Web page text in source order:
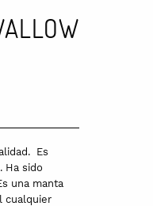
Es
Ha sido
una manta
cualquier